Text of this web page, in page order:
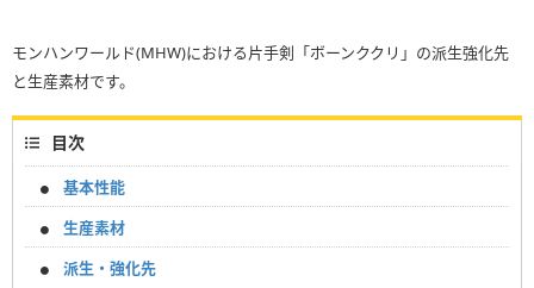
モンハンワールド(MHW)における片手剣「ボーンククリ」の派生強化先
と生産素材です。
目次
基本性能
生産素材
派生・強化先